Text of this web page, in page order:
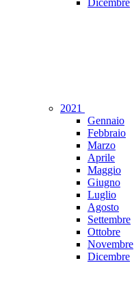
Dicembre
2021
Gennaio
Febbraio
Marzo
Aprile
Maggio
Giugno
Luglio
Agosto
Settembre
Ottobre
Novembre
Dicembre